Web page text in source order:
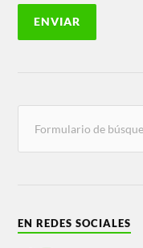
EN REDES SOCIALES